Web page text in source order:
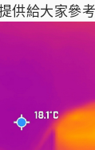
供給大家參考